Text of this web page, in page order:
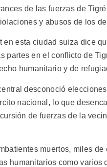
de las fuerzas de
y abusos de los
esta ciudad suiza dice
partes en el conflicto de
humanitario y de
desconoció
nacional, lo que
de fuerzas de la
muertos, miles
humanitarios como varios